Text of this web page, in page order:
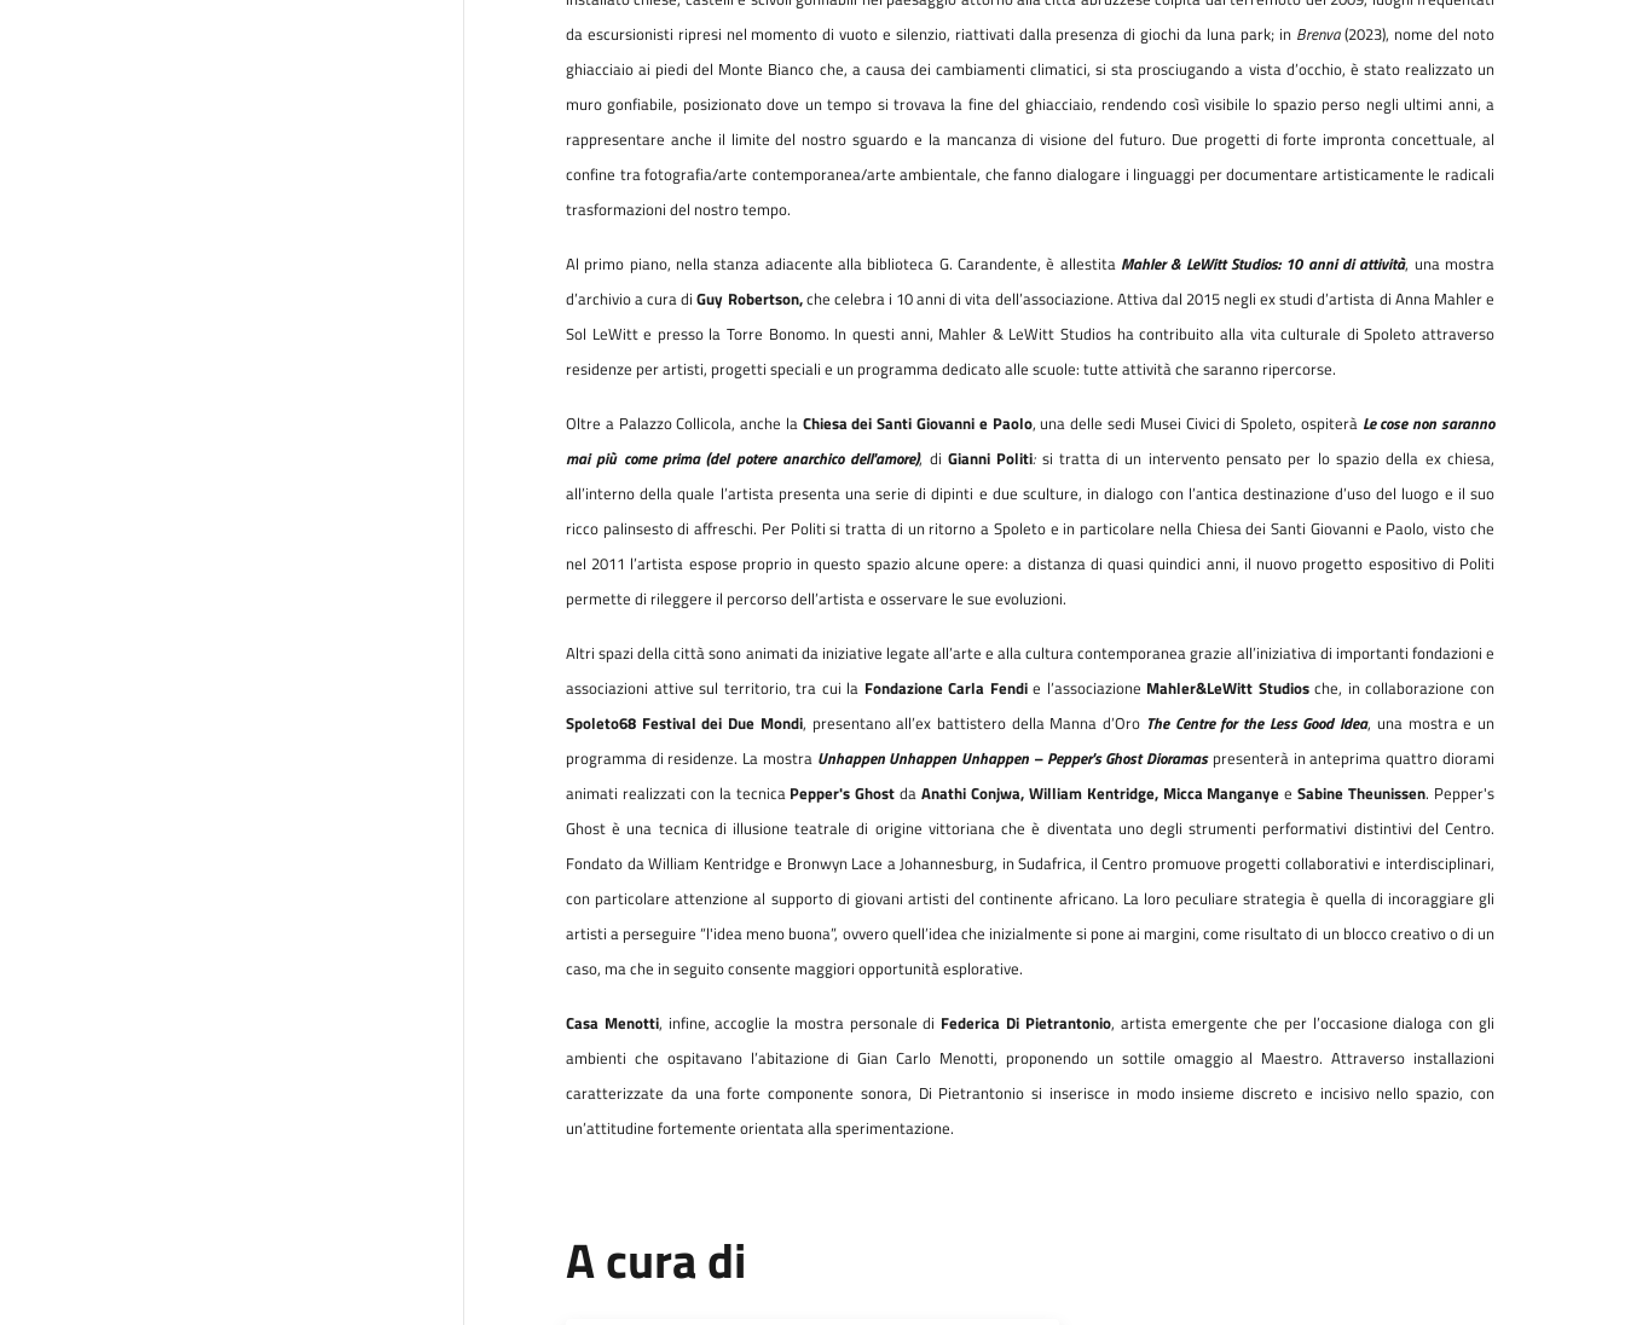
da escursionisti ripresi nel momento di vuoto e silenzio, riattivati dalla presenza di giochi da luna park; in Brenva(2023), nome del noto
ghiacciaio ai piedi del Monte Bianco che, a causa dei cambiamenti climatici, si sta prosciugando a vista d’occhio, è stato realizzato un
muro gonfiabile, posizionato dove un tempo si trovava la fine del ghiacciaio, rendendo così visibile lo spazio perso negli ultimi anni, a
rappresentare anche il limite del nostro sguardo e la mancanza di visione del futuro. Due progetti di forte impronta concettuale, al
confine tra fotografia/arte contemporanea/arte ambientale, che fanno dialogare i linguaggi per documentare artisticamente le radicali
trasformazioni del nostro tempo.
Al primo piano, nella stanza adiacente alla biblioteca G. Carandente, è allestita Mahler & LeWitt Studios: 10 anni di attività, una mostra
d’archivio a cura diGuy Robertson,che celebra i 10 anni di vita dell’associazione. Attiva dal 2015 negli ex studi d’artista di Anna Mahler e
Sol LeWitt e presso la Torre Bonomo. In questi anni, Mahler & LeWitt Studios ha contribuito alla vita culturale di Spoleto attraverso
residenze per artisti, progetti speciali e un programma dedicato alle scuole: tutte attività che saranno ripercorse.
Oltre a Palazzo Collicola, anche la Chiesa dei Santi Giovanni e Paolo, una delle sedi Musei Civici di Spoleto, ospiterà Le cose non saranno
mai più come prima (del potere anarchico dell'amore), di Gianni Politi:si tratta di un intervento pensato per lo spazio della ex chiesa,
all’interno della quale l’artista presenta una serie di dipinti e due sculture, in dialogo con l’antica destinazione d’uso del luogo e il suo
ricco palinsesto di affreschi. Per Politi si tratta di un ritorno a Spoleto e in particolare nella Chiesa dei Santi Giovanni e Paolo, visto che
nel 2011 l’artista espose proprio in questo spazio alcune opere: a distanza di quasi quindici anni, il nuovo progetto espositivo di Politi
permette di rileggere il percorso dell’artista e osservare le sue evoluzioni.
Altri spazi della città sono animati da iniziative legate all’arte e alla cultura contemporanea grazie all’iniziativa di importanti fondazioni e
associazioni attive sul territorio, tra cui la Fondazione Carla Fendie l’associazione Mahler&LeWitt Studiosche, in collaborazione con
Spoleto68 Festival dei Due Mondi, presentano all’ex battistero della Manna d’Oro The Centre for the Less Good Idea, una mostra e un
programma di residenze. La mostra Unhappen Unhappen Unhappen – Pepper's Ghost Dioramaspresenterà in anteprima quattro diorami
animati realizzati con la tecnica Pepper's Ghost daAnathi Conjwa, William Kentridge, Micca Manganye eSabine Theunissen. Pepper's
Ghost è una tecnica di illusione teatrale di origine vittoriana che è diventata uno degli strumenti performativi distintivi del Centro.
Fondato da William Kentridge e Bronwyn Lace a Johannesburg, in Sudafrica, il Centro promuove progetti collaborativi e interdisciplinari,
con particolare attenzione al supporto di giovani artisti del continente africano. La loro peculiare strategia è quella di incoraggiare gli
artisti a perseguire “l'idea meno buona”, ovvero quell’idea che inizialmente si pone ai margini, come risultato di un blocco creativo o di un
caso, ma che in seguito consente maggiori opportunità esplorative.
Casa Menotti, infine, accoglie la mostra personale di Federica Di Pietrantonio, artista emergente che per l’occasione dialoga con gli
ambienti che ospitavano l’abitazione di Gian Carlo Menotti, proponendo un sottile omaggio al Maestro. Attraverso installazioni
caratterizzate da una forte componente sonora, Di Pietrantonio si inserisce in modo insieme discreto e incisivo nello spazio, con
un’attitudine fortemente orientata alla sperimentazione.
A cura di